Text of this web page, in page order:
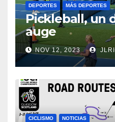
DEPORTES MÁS DEPORTES
Pickleball, un
auge
NOV 12, 2023
CICLISMO NOTICIAS